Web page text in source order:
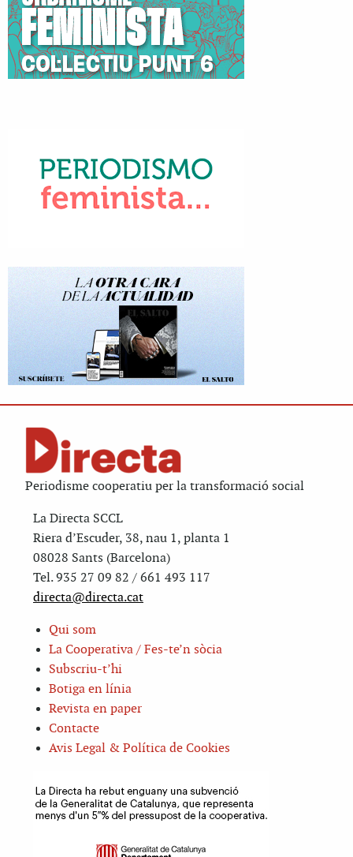
Periodisme cooperatiu per la transformació social
La Directa SCCL
Riera d’Escuder, 38, nau 1, planta 1
08028 Sants (Barcelona)
Tel. 935 27 09 82 / 661 493 117
directa@directa.cat
Qui som
La Cooperativa / Fes-te’n sòcia
Subscriu-t’hi
Botiga en línia
Revista en paper
Contacte
Avis Legal & Política de Cookies